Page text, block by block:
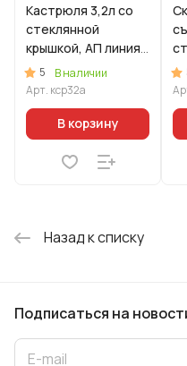
Кастрюля 3,2л со
стеклянной
крышкой, АП линия
"Стелла"
(ристретто)
5
В наличии
Арт. кср32а
В корзину
Назад к списку
Подписаться на